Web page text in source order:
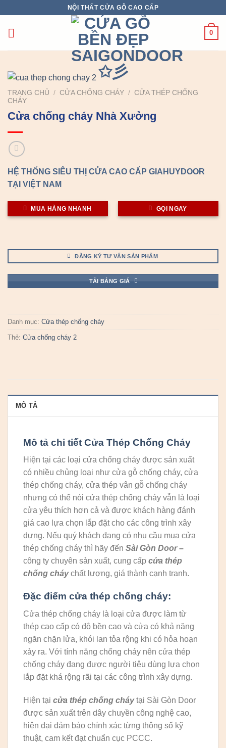
nội
NỘI THẤT CỬA GỖ CAO CẤP
0
TRANG CHỦ / CỬA CHỐNG CHÁY / CỬA THÉP CHỐNG
CHÁY
Cửa chống cháy Nhà Xưởng
HỆ THỐNG SIÊU THỊ CỬA CAO CẤP GIAHUYDOOR
TẠI VIỆT NAM
MUA HÀNG NHANH GỌI NGAY
ĐĂNG KÝ TƯ VẤN SẢN PHẨM
TẢI BẢNG GIÁ
Danh mục: Cửa thép chống cháy
Thẻ: Cửa chống cháy 2
MÔ TẢ
Mô tả chi tiết Cửa Thép Chống Cháy
Hiện tại các loại cửa chống cháy được sản xuất
có nhiều chủng loại như cửa gỗ chống cháy, cửa
thép chống cháy, cửa thép vân gỗ chống cháy
nhưng có thể nói cửa thép chống cháy vẫn là loại
cửa yêu thích hơn cả và được khách hàng đánh
giá cao lựa chọn lắp đặt cho các công trình xây
dựng. Nếu quý khách đang có nhu cầu mua cửa
thép chống cháy thì hãy đến Sài Gòn Door–
công ty chuyên sản xuất, cung cấp cửa thép
chống cháychất lượng, giá thành cạnh tranh.
Đặc điểm cửa thép chống cháy:
Cửa thép chống cháy là loại cửa được làm từ
thép cao cấp có độ bền cao và cửa có khả năng
ngăn chặn lửa, khói lan tỏa rộng khi có hỏa hoạn
xảy ra. Với tính năng chống cháy nên cửa thép
chống cháy đang được người tiêu dùng lựa chọn
lắp đặt khá rộng rãi tại các công trình xây dựng.
Hiện tại cửa thép chống cháytại Sài Gòn Door
được sản xuất trên dây chuyền công nghệ cao,
hiện đại đảm bảo chính xác từng thông số kỹ
thuật, cam kết đạt chuẩn cục PCCC.